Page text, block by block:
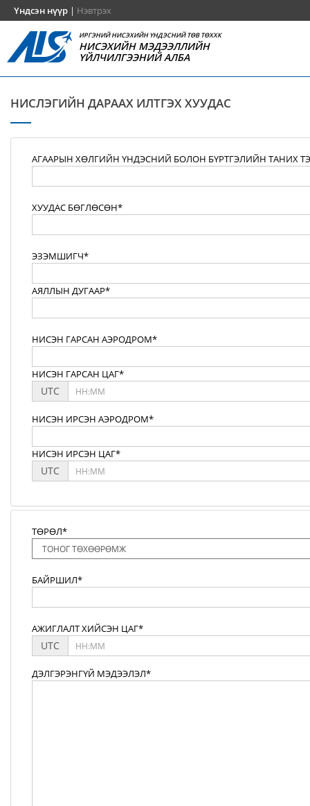
Үндсэн нүүр | Нэвтрэх
ИРГЭНИЙ НИСЭХИЙН ҮНДЭСНИЙ ТӨВ ТӨХХК
НИСЭХИЙН МЭДЭЭЛЛИЙН
ҮЙЛЧИЛГЭЭНИЙ АЛБА
НИСЛЭГИЙН ДАРААХ ИЛТГЭХ ХУУДАС
АГААРЫН ХӨЛГИЙН ҮНДЭСНИЙ БОЛОН БҮРТГЭЛИЙН ТАНИХ
ХУУДАС БӨГЛӨСӨН*
ЭЗЭМШИГЧ*
АЯЛЛЫН ДУГААР*
НИСЭН ГАРСАН АЭРОДРОМ*
НИСЭН ГАРСАН ЦАГ*
UTC
НИСЭН ИРСЭН АЭРОДРОМ*
НИСЭН ИРСЭН ЦАГ*
UTC
ТӨРӨЛ*
БАЙРШИЛ*
АЖИГЛАЛТ ХИЙСЭН ЦАГ*
UTC
ДЭЛГЭРЭНГҮЙ МЭДЭЭЛЭЛ*